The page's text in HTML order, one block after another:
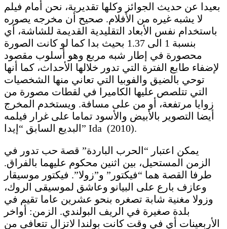
بعيدا عن حديث الجوائز وكلها تقديرية، نحن أمام فيلم
لا يشبه غيره من الأفلام. صحيح أن مخرجه يصوره
باستخدام نفس الأبعاد التقليدية القديمة للشاشة، أي
بنسبة 1 الى 1.37 بحيث بدا كما لو كانت الصورة
محصورة في إطار شبه مربع وهو أسلوب مقصود
لإضفاء طابع الفترة التي تدور خلالها الأحداث، كما أنها
توحي بالضيق والفوبيا التي تعاني منها الشخصيات
التي تتلصص عليها الكاميرا في لقطات مصورة من
زوايا مرتفعة، أو من على مسافة. ويستخدم المخرج
أيضا التصوير بالأبيض والأسود تماما على غرار فيلمه
البديع السابق “إيدا” Ida (2010).
يمكن اعتبار “الحرب الباردة” قصة حب تدور في
الزمن المستحيل، بين اثنين محكوم عليهما بالفراق.
طرفا القصة هما “فيكتور” و”زولا”. فيكتور موسيقار
وعازف بارع على البيانو وعاشق لموسيقى الروك،
وزولا مغنية شابة تصغره بنحو عشرين عاما تقيم في
بلدة صغيرة في الريف البولندي. الزمن: أواخر
الأربعينات أي في وقت كانت بولندا لاتزال تتعافى من